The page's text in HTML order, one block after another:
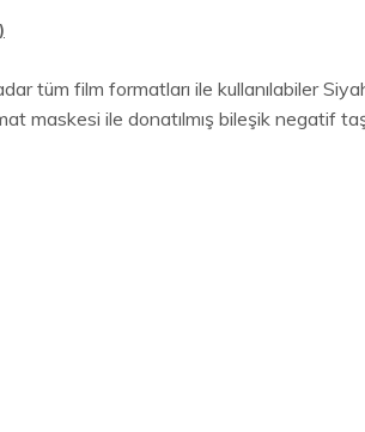
tüm film formatları ile kullanılabiler
ile donatılmış bileşik negatif